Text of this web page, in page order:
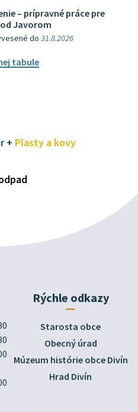
– prípravné práce pre
Javorom
do31.8.2026
tabule
+ Plasty a kovy
Rýchle odkazy
Starosta obce
Obecný úrad
Múzeum histórie obce Divín
Hrad Divín